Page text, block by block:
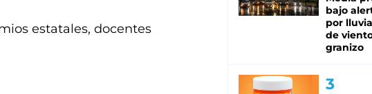
estatales, docentes
bajo
por
de
granizo